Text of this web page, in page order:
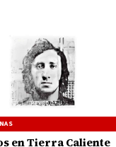
en Tierra Caliente